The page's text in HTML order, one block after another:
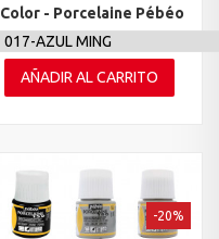
Color - Porcelaine Pébéo
AÑADIR AL CARRITO
-20%